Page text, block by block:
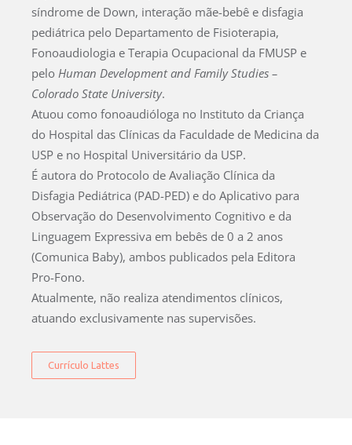
síndrome de Down, interação mãe-bebê e disfagia
pediátrica pelo Departamento de Fisioterapia,
Fonoaudiologia e Terapia Ocupacional da FMUSP e
pelo Human Development and Family Studies –
Colorado State University.
Atuou como fonoaudióloga no Instituto da Criança
do Hospital das Clínicas da Faculdade de Medicina da
USP e no Hospital Universitário da USP.
É autora do Protocolo de Avaliação Clínica da
Disfagia Pediátrica (PAD-PED) e do Aplicativo para
Observação do Desenvolvimento Cognitivo e da
Linguagem Expressiva em bebês de 0 a 2 anos
(Comunica Baby), ambos publicados pela Editora
Pro-Fono.
Atualmente, não realiza atendimentos clínicos,
atuando exclusivamente nas supervisões.
Currículo Lattes